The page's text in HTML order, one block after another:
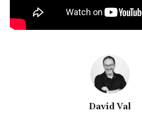
David Val